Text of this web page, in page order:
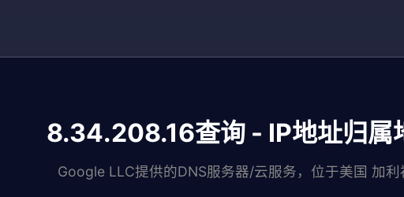
8.34.208.16查询 - IP地址归属
Google LLC提供的DNS服务器/云服务，位于美国 加利